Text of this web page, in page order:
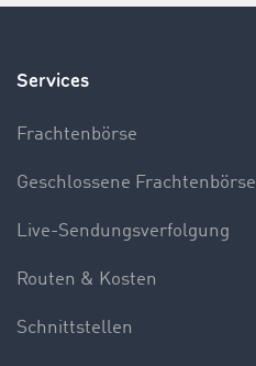
Services
Frachtenbörse
Geschlossene Frachtenbörse
Live-Sendungsverfolgung
Routen & Kosten
Schnittstellen